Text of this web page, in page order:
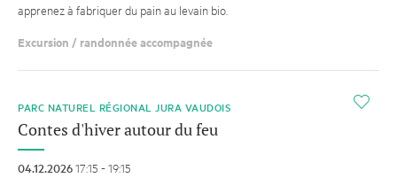
apprenez à fabriquer du pain au levain bio.
Excursion / randonnée accompagnée
i
PARC NATUREL RÉGIONAL JURA VAUDOIS
Contes d'hiver autour du feu
04.12.202617:15 - 19:15